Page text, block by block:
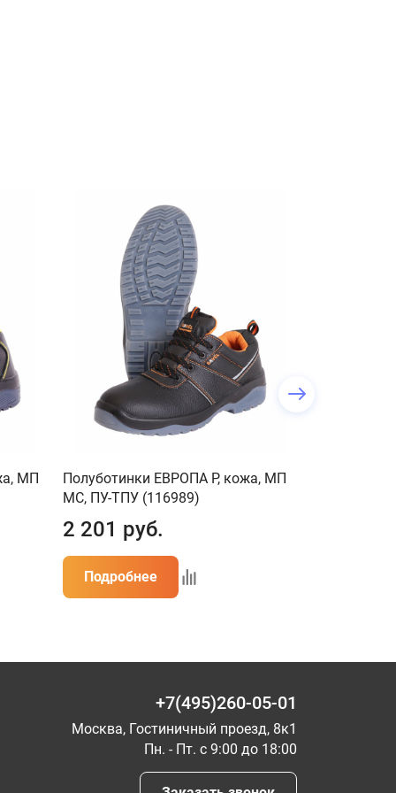
МП
Полуботинки ЕВРОПА Р, кожа, МП
МС, ПУ-ТПУ (116989)
2 201 руб.
Подробнее
+7(495)260-05-01
Москва, Гостиничный проезд, 8к1
Пн. - Пт. с 9:00 до 18:00